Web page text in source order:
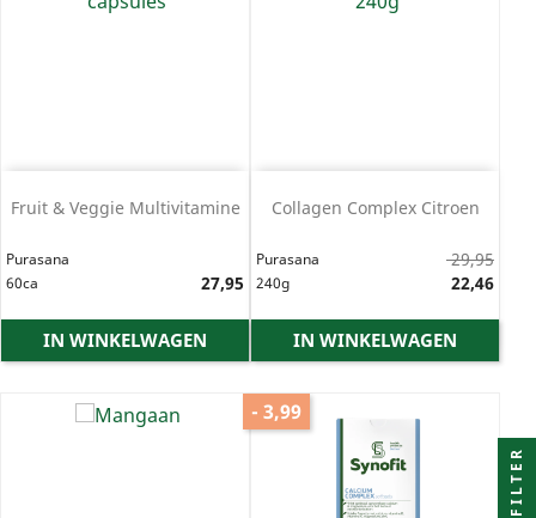
Fruit & Veggie Multivitamine
Purasana
60ca
27,95
IN WINKELWAGEN
Collagen Complex Citroen
Purasana
240g
Normale
29,95
22,46
IN WINKELWAGEN
- 3,99
FILTER